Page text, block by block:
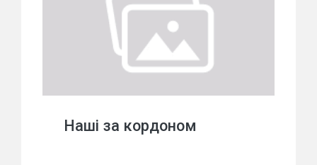
Наші за кордоном